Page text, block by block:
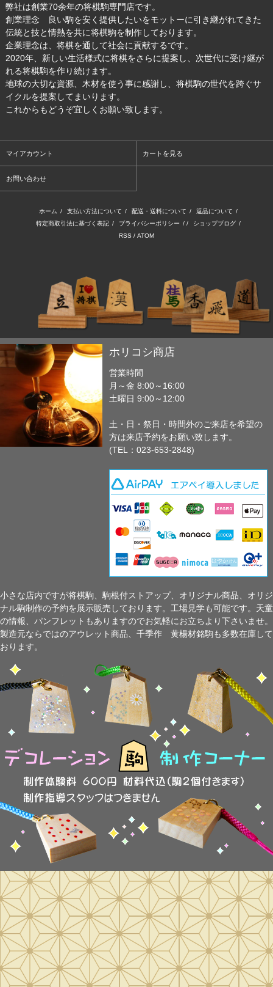
弊社は創業70余年の将棋駒専門店です。
創業理念 良い駒を安く提供したいをモットーに引き継がれてきた
伝統と技と情熱を共に将棋駒を制作しております。
企業理念は、将棋を通して社会に貢献するです。
2020年、新しい生活様式に将棋をさらに提案し、次世代に受け継が
れる将棋駒を作り続けます。
地球の大切な資源、木材を使う事に感謝し、将棋駒の世代を跨ぐサ
イクルを提案してまいります。
これからもどうぞ宜しくお願い致します。
マイアカウント カートを見る
お問い合わせ
ホーム / 支払い方法について / 配送・送料について / 返品について /
特定商取引法に基づく表記 / プライバシーポリシー / / ショップブログ /
RSS / ATOM
ホリコシ商店
営業時間
月～金 8:00～16:00
土曜日 9:00～12:00
土・日・祭日・時間外のご来店を希望の
方は来店予約をお願い致します。
(TEL：023-653-2848)
小さな店内ですが将棋駒、駒根付ストアップ、オリジナル商品、オリジ
ナル駒制作の予約を展示販売しております。工場見学も可能です。天童
の情報、パンフレットもありますのでお気軽にお立ちより下さいませ。
製造元ならではのアウレット商品、千季作 黄楊材銘駒も多数在庫して
おります。